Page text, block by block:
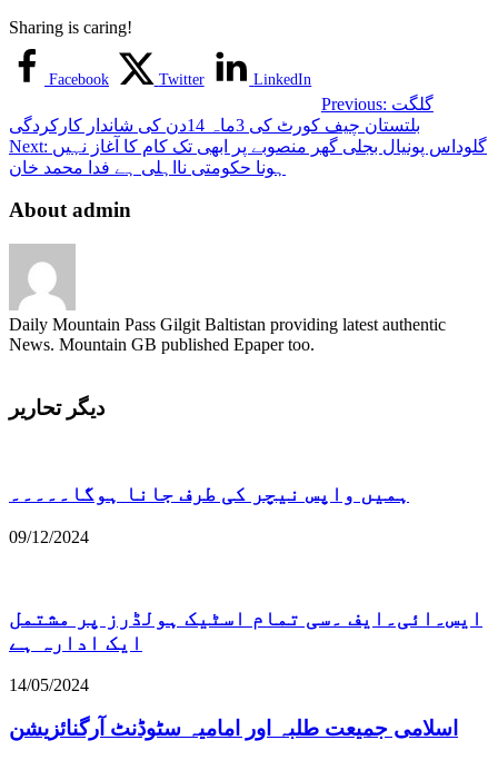
Sharing is caring!
Facebook Twitter LinkedIn
Previous:
بلتستان چیف کورٹ کی 3ماہ 14دن کی شاندار کارکردگی
Next:
ہونا حکومتی نااہلی ہے فدا محمد خان
About admin
Daily Mountain Pass Gilgit Baltistan providing latest authentic
News. Mountain GB published Epaper too.
دیگر تحاریر
ہمیں واپس نیچر کی طرف جانا ہوگا۔۔۔۔۔
09/12/2024
ایس۔ائی۔ایف ۔سی تمام اسٹیک ہولڈرز پر مشتمل
ایک ادارہ ہے
14/05/2024
اسلامی جمیعت طلبہ اور امامیہ سٹوڈنٹ آرگنائزیشن